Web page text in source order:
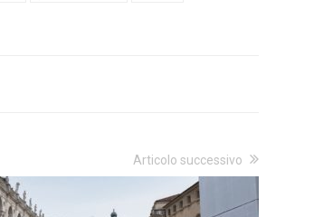
Articolo successivo